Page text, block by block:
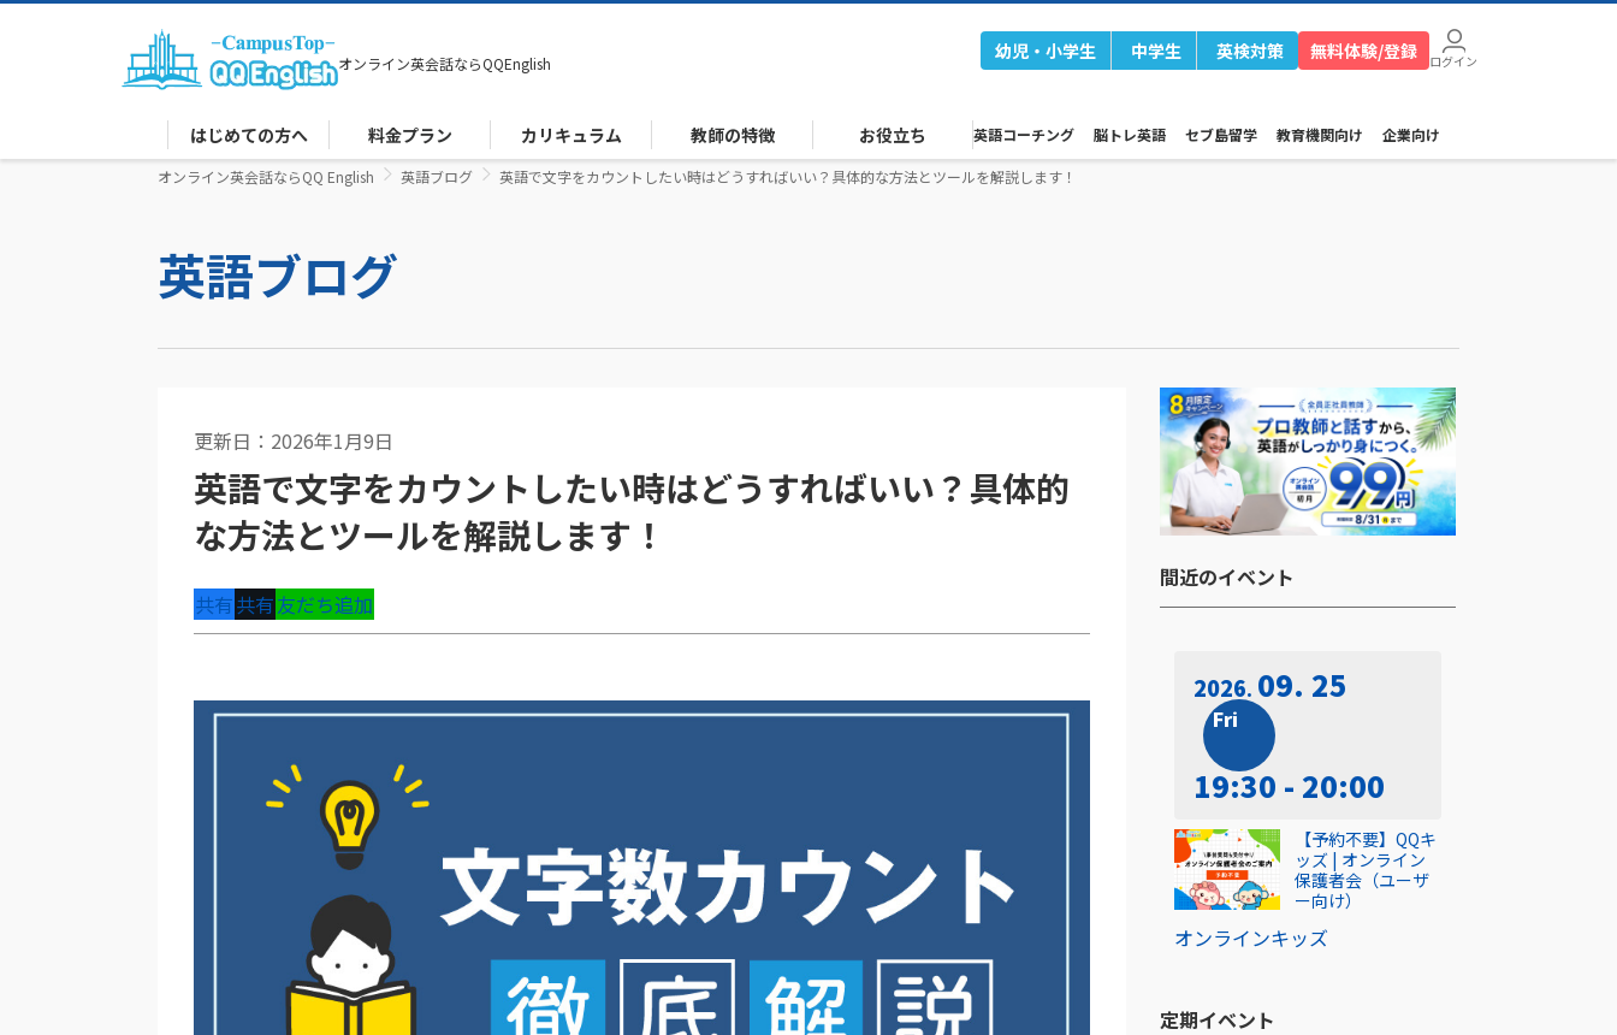
オンライン英会話ならQQEnglish
幼児・小学生 中学生 英検対策 無料体験/登録 ログイン
はじめての方へ 料金プラン カリキュラム 教師の特徴 お役立ち 英語コーチング 脳トレ英語 セブ島留学 教育機関向け 企業向け
オンライン英会話ならQQ English 英語ブログ 英語で文字をカウントしたい時はどうすればいい？具体的な方法とツールを解説します！
英語ブログ
更新日：2026年1月9日
英語で文字をカウントしたい時はどうすればいい？具体的
な方法とツールを解説します！
共有共有友だち追加
間近のイベント​
2026 09. 25
Fri
19:30 - 20:00
オンラインキッズ
【予約不要】QQキ
ッズ | オンライン
保護者会（ユーザ
ー向け）
定期イベント​